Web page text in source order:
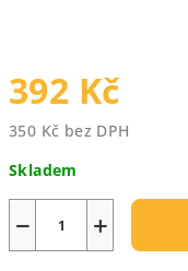
392 Kč
350 Kč bez DPH
cena:
Skladem
+
−